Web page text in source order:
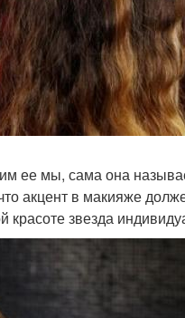
ее мы, сама она
акцент в макияже
звезда